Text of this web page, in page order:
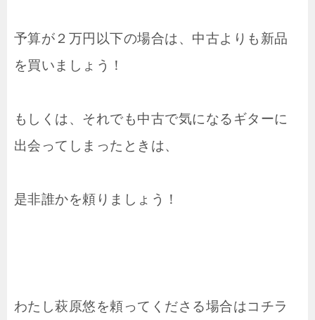
予算が２万円以下の場合は、中古よりも新品
を買いましょう！
もしくは、それでも中古で気になるギターに
出会ってしまったときは、
是非誰かを頼りましょう！
わたし萩原悠を頼ってくださる場合はコチラ